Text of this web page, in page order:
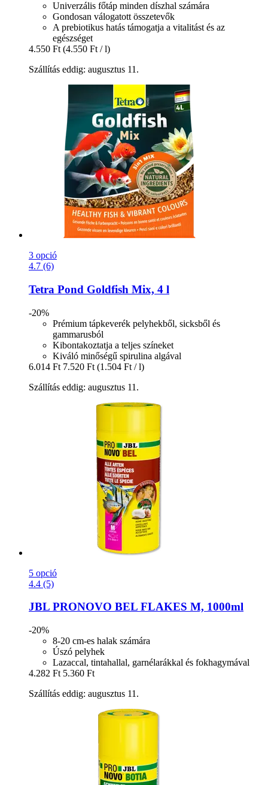
Univerzális főtáp minden díszhal számára
Gondosan válogatott összetevők
A prebiotikus hatás támogatja a vitalitást és az
egészséget
4.550 Ft (4.550 Ft / l)
Szállítás eddig: augusztus 11.
3 opció
4.7 (6)
Tetra Pond Goldfish Mix, 4 l
-20%
Prémium tápkeverék pelyhekből, sicksből és
gammarusból
Kibontakoztatja a teljes színeket
Kiváló minőségű spirulina algával
6.014 Ft 7.520 Ft (1.504 Ft / l)
Szállítás eddig: augusztus 11.
5 opció
4.4 (5)
JBL PRONOVO BEL FLAKES M, 1000ml
-20%
8-20 cm-es halak számára
Úszó pelyhek
Lazaccal, tintahallal, garnélarákkal és fokhagymával
4.282 Ft 5.360 Ft
Szállítás eddig: augusztus 11.